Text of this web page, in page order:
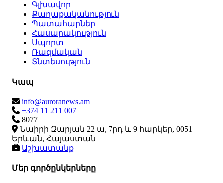
Գլխավոր
Քաղաքականություն
Պատահարներ
Հասարակություն
Սպորտ
Ռազմական
Տնտեսություն
Կապ
info@auroranews.am
+374 11 211 007
8077
Նաիրի Զարյան 22 ա, 7րդ և 9 հարկեր, 0051
Երևան, Հայաստան
Աշխատանք
Մեր գործընկերները